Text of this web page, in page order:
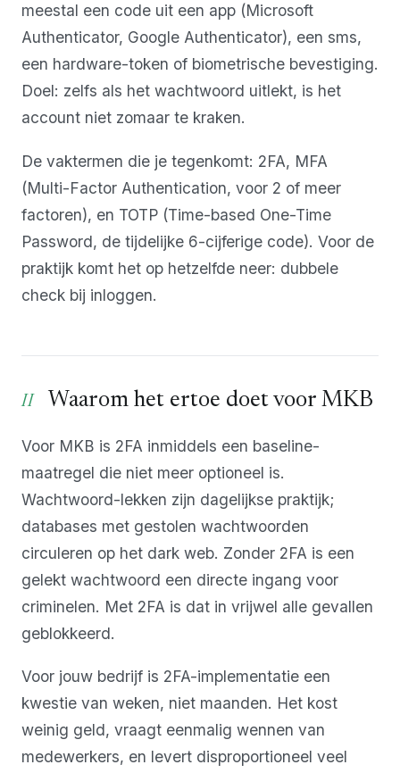
meestal een code uit een app (Microsoft
Authenticator, Google Authenticator), een sms,
een hardware-token of biometrische bevestiging.
Doel: zelfs als het wachtwoord uitlekt, is het
account niet zomaar te kraken.
De vaktermen die je tegenkomt: 2FA, MFA
(Multi-Factor Authentication, voor 2 of meer
factoren), en TOTP (Time-based One-Time
Password, de tijdelijke 6-cijferige code). Voor de
praktijk komt het op hetzelfde neer: dubbele
check bij inloggen.
Waarom het ertoe doet voor MKB
Voor MKB is 2FA inmiddels een baseline-
maatregel die niet meer optioneel is.
Wachtwoord-lekken zijn dagelijkse praktijk;
databases met gestolen wachtwoorden
circuleren op het dark web. Zonder 2FA is een
gelekt wachtwoord een directe ingang voor
criminelen. Met 2FA is dat in vrijwel alle gevallen
geblokkeerd.
Voor jouw bedrijf is 2FA-implementatie een
kwestie van weken, niet maanden. Het kost
weinig geld, vraagt eenmalig wennen van
medewerkers, en levert disproportioneel veel